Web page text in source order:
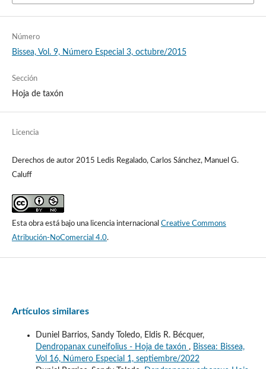
Número
Bissea, Vol. 9, Número Especial 3, octubre/2015
Sección
Hoja de taxón
Licencia
Derechos de autor 2015 Ledis Regalado, Carlos Sánchez, Manuel G.
Caluff
Esta obra está bajo una licencia internacional Creative Commons
Atribución-NoComercial 4.0.
Artículos similares
Duniel Barrios, Sandy Toledo, Eldis R. Bécquer,
Dendropanax cuneifolius - Hoja de taxón , Bissea: Bissea,
Vol 16, Número Especial 1, septiembre/2022